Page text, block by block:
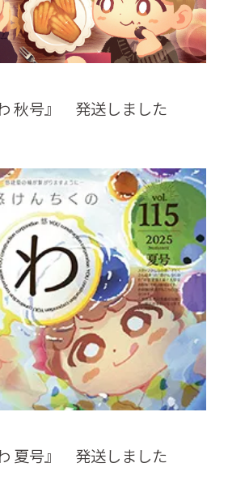
秋号』 発送しました
夏号』 発送しました